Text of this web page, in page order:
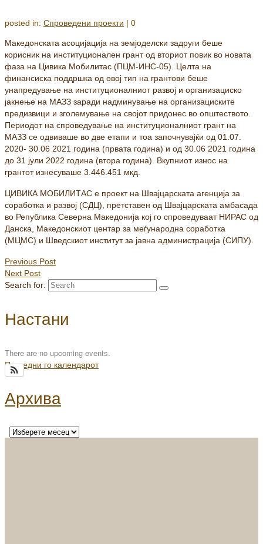
posted in: Спроведени проекти | 0
Македонската асоцијација на земјоделски задруги беше
корисник на институционален грант од вториот повик во новата
фаза на Цивика Мобилитас (ПЦМ-ИНС-05). Целта на
финансиска поддршка од овој тип на грантови беше
унапредување на институционалниот развој и организациско
јакнење на МАЗЗ заради надминување на организациските
предизвици и зголемување на својот придонес во општеството.
Периодот на спроведување на институционалниот грант на
МАЗЗ се одвиваше во две етапи и тоа започнувајќи од 01.07.
2020- 30.06 2021 година (првата година) и од 30.06 2021 година
до 31 јули 2022 година (втора година). Вкупниот износ на
грантот изнесуваше 3.446.451 мкд.
ЦИВИКА МОБИЛИТАС е проект на Швајцарската агенција за
соработка и развој (СДЦ), претставен од Швајцарската амбасада
во Република Северна Македонија кој го спроведуваат НИРАС од
Данска, Македонскиот центар за меѓународна соработка
(МЦМС) и Шведскиот институт за јавна администрација (СИПУ).
Previous Post
Next Post
Search for:
Настани
There are no upcoming events.
Погледни го календарот
Архива